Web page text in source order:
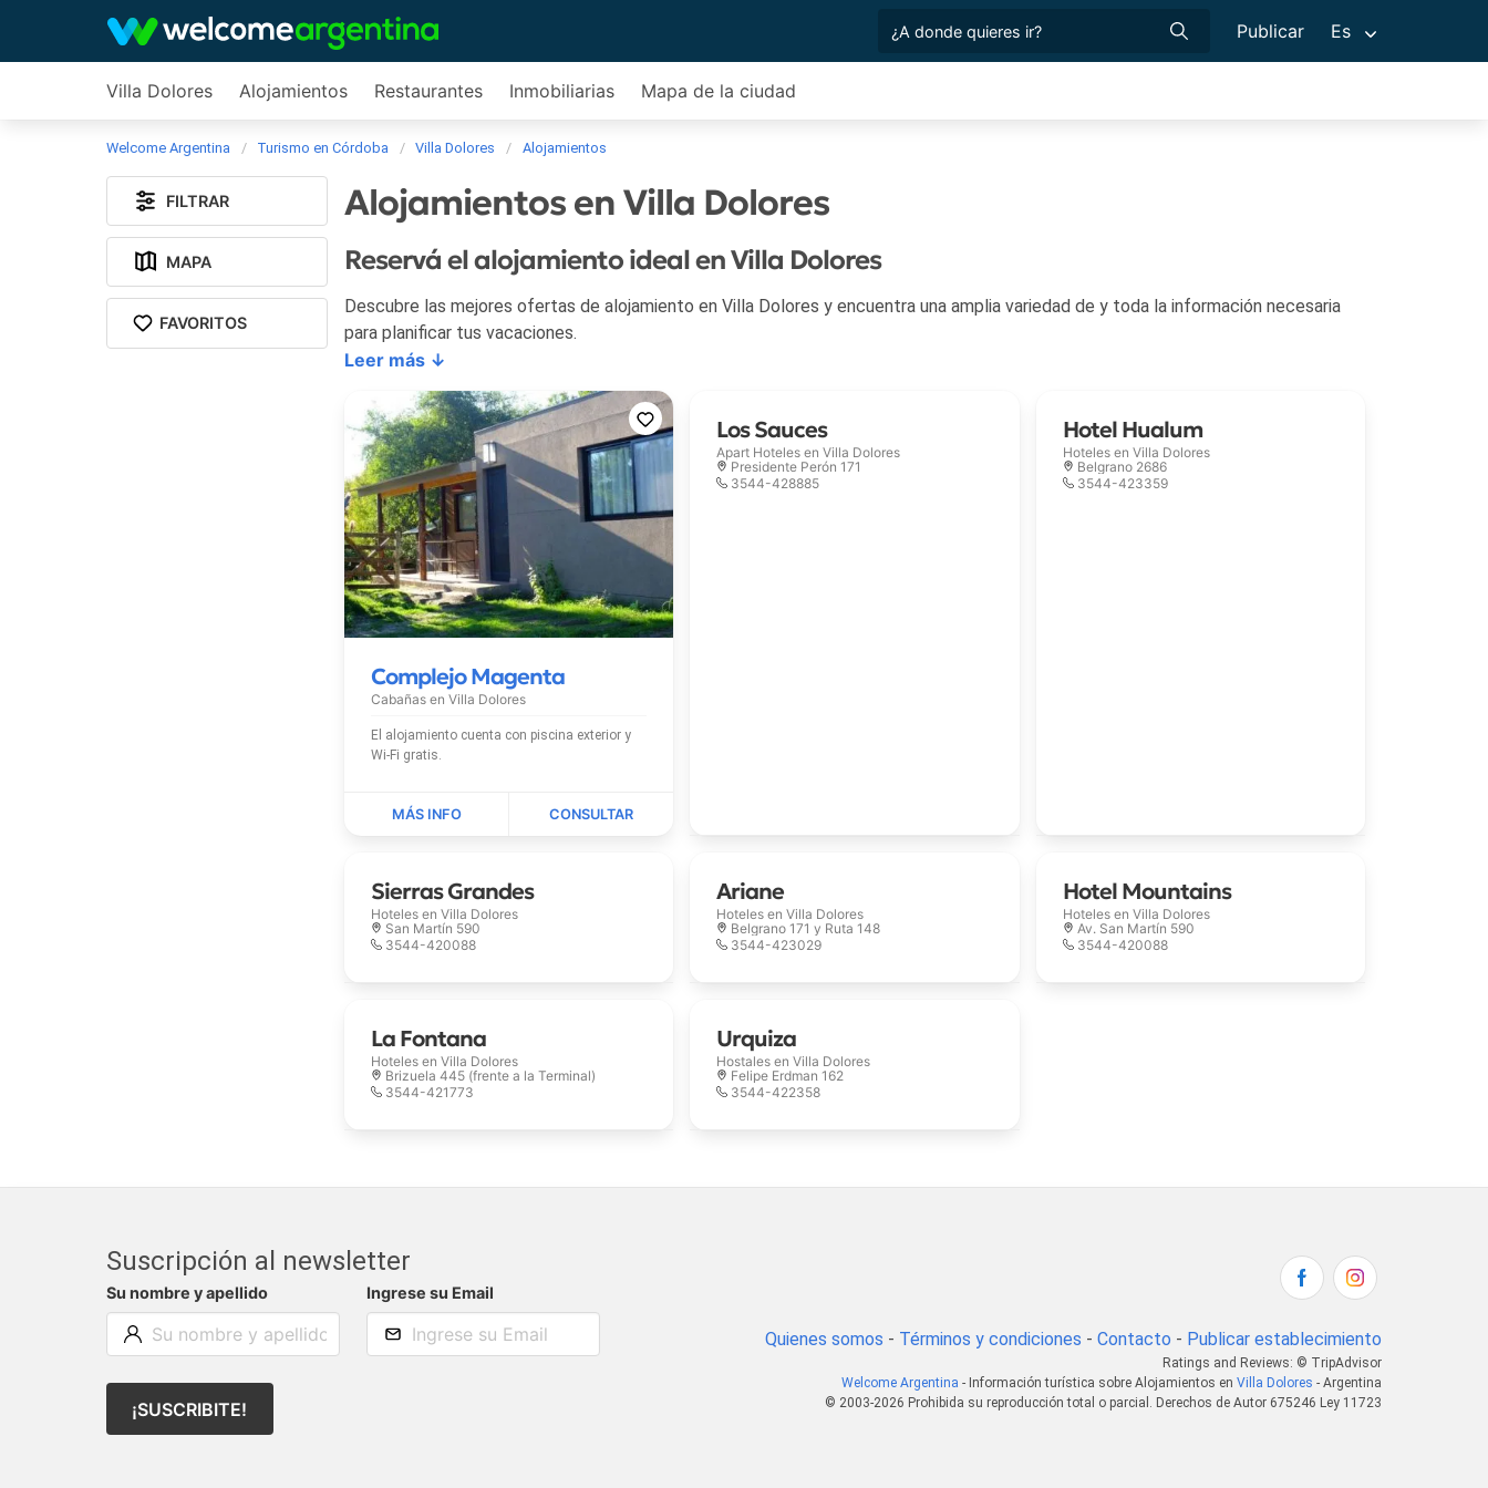
Publicar Es
Villa Dolores Alojamientos Restaurantes Inmobiliarias Mapa de la ciudad
Welcome Argentina Turismo en Córdoba Villa Dolores Alojamientos
Alojamientos en Villa Dolores
Reservá el alojamiento ideal en Villa Dolores
Descubre las mejores ofertas de alojamiento en Villa Dolores y encuentra una amplia variedad de y toda la información necesaria
para planificar tus vacaciones.
Leer más ↓
Complejo Magenta
Cabañas en Villa Dolores
El alojamiento cuenta con piscina exterior y
Wi-Fi gratis.
Los Sauces
Apart Hoteles enVilla Dolores
Presidente Perón 171
3544-428885
Hotel Hualum
Hoteles en Villa Dolores
Belgrano 2686
3544-423359
Sierras Grandes
Hoteles en Villa Dolores
San Martín 590
3544-420088
Ariane
Hoteles enVilla Dolores
Belgrano 171 y Ruta 148
3544-423029
Hotel Mountains
Hoteles en Villa Dolores
Av. San Martín 590
3544-420088
La Fontana
Hoteles en Villa Dolores
Brizuela 445 (frente a la Terminal)
3544-421773
Urquiza
Hostales enVilla Dolores
Felipe Erdman 162
3544-422358
FILTRAR
MAPA
FAVORITOS
Suscripción al newsletter
Su nombre y apellido Ingrese su Email
¡SUSCRIBITE!
Quienes somos - Términos y condiciones - Contacto - Publicar establecimiento
Ratings and Reviews: © TripAdvisor
Welcome Argentina - Información turística sobre Alojamientos en Villa Dolores - Argentina
© 2003-2026 Prohibida su reproducción total o parcial. Derechos de Autor 675246 Ley 11723